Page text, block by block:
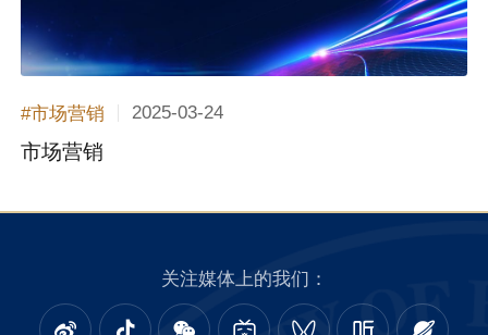
#市场营销 2025-03-24
市场营销
关注媒体上的我们：